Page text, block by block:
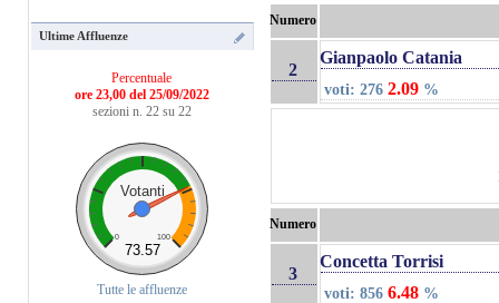
Ultime Affluenze
Percentuale
ore 23,00 del 25/09/2022
sezioni n. 22 su 22
Votanti
0 100
73.57
Tutte le affluenze
Numero
2
Gianpaolo Catania
voti: 2762.09 %
Numero
3
Concetta Torrisi
voti: 8566.48 %